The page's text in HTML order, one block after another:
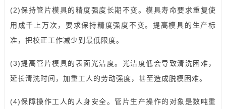
(2)保持管片模具的精度强度长期不变。模具寿命要求重复使
用成千上万次，要求保持精度强度不变。提高模具的生产标
准，把校正工作减少到最低限度。
(3)提高管片模具的表面光洁度。光洁度低会导致清洗困难，
延长清洗时间，加重工人的劳动强度，甚至造成脱模困难。
(4)保障操作工人的人身安全。管片生产操作的对象是数吨重